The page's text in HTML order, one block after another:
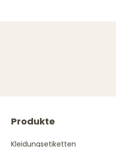
Produkte
Kleidungsetiketten